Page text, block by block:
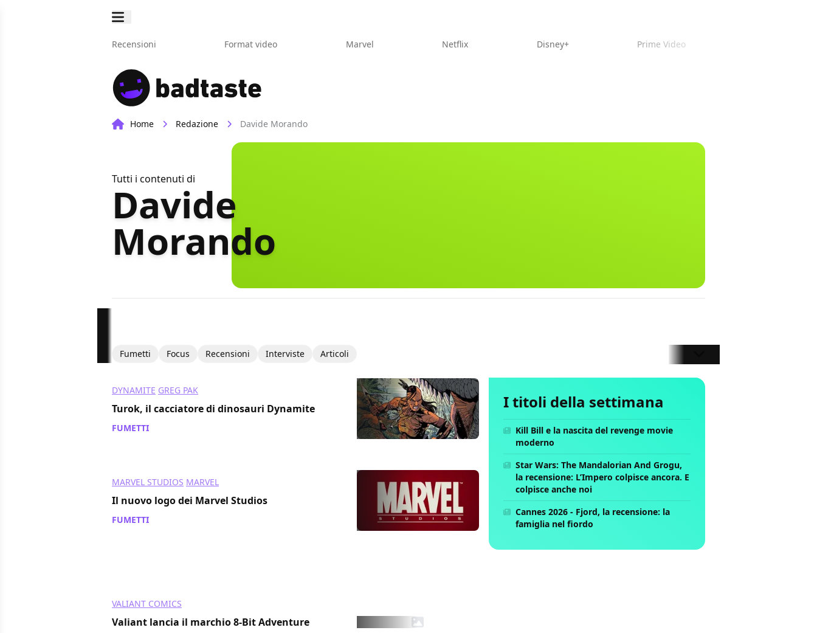
Recensioni Format video Marvel Netflix Disney+ Prime Video
Home Redazione Davide Morando
Tutti i contenuti di
Davide
Morando
Fumetti Focus Recensioni Interviste Articoli
DYNAMITE GREG PAK
Turok, il cacciatore di dinosauri Dynamite
FUMETTI
MARVEL STUDIOS MARVEL
Il nuovo logo dei Marvel Studios
FUMETTI
VALIANT COMICS
Valiant lancia il marchio 8-Bit Adventure
I titoli della settimana
Kill Bill e la nascita del revenge movie
moderno
Star Wars: The Mandalorian And Grogu,
la recensione: L’Impero colpisce ancora. E
colpisce anche noi
Cannes 2026 - Fjord, la recensione: la
famiglia nel fiordo